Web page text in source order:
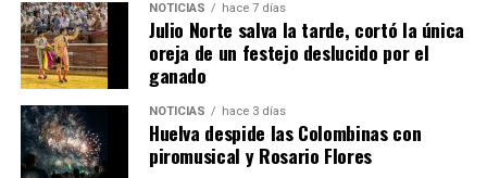
NOTICIAS hace 7 días
Julio Norte salva la tarde, cortó la única
oreja de un festejo deslucido por el
ganado
NOTICIAS hace 3 días
Huelva despide las Colombinas con
piromusical y Rosario Flores